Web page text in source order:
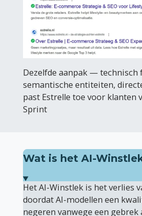
Dezelfde aanpak — technisch
semantische entiteiten,
past Estrelle toe voor klanten
Sprint
Wat is het AI-
Het AI-Winstlek is het verlies
doordat AI-modellen een
negeren vanwege een gebrek